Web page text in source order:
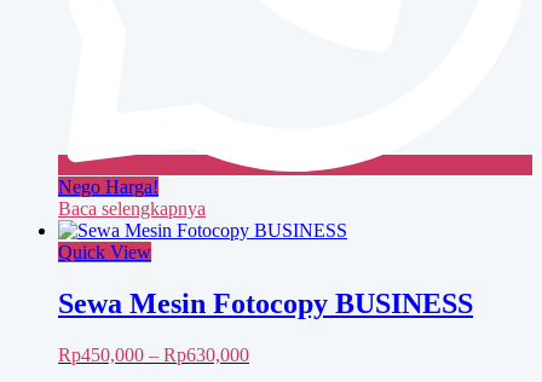
Nego Harga!
Baca selengkapnya
Quick View
Sewa Mesin Fotocopy BUSINESS
Rp450,000 – Rp630,000Rentang